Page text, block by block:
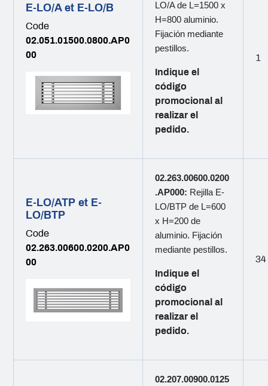
E-LO/A et E-LO/B
Code
02.051.01500.0800.AP0
00
LO/A de L=1500 x
H=800 aluminio.
Fijación mediante
pestillos.
Indique el
código
promocional al
realizar el
pedido.
1
E-LO/ATP et E-
LO/BTP
Code
02.263.00600.0200.AP0
00
02.263.00600.0200
.AP000: Rejilla E-
LO/BTP de L=600
x H=200 de
aluminio. Fijación
mediante pestillos.
Indique el
código
promocional al
realizar el
pedido.
34
02.207.00900.0125